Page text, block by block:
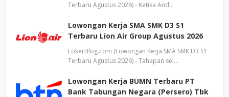
Terbaru Agustus 2026) - Ketika And…
Lowongan Kerja SMA SMK D3 S1
Terbaru Lion Air Group Agustus 2026
LokerBlog.com (Lowongan Kerja SMA SMK D3 S1
Terbaru Agustus 2026) - Tahapan sel…
Lowongan Kerja BUMN Terbaru PT
Bank Tabungan Negara (Persero) Tbk